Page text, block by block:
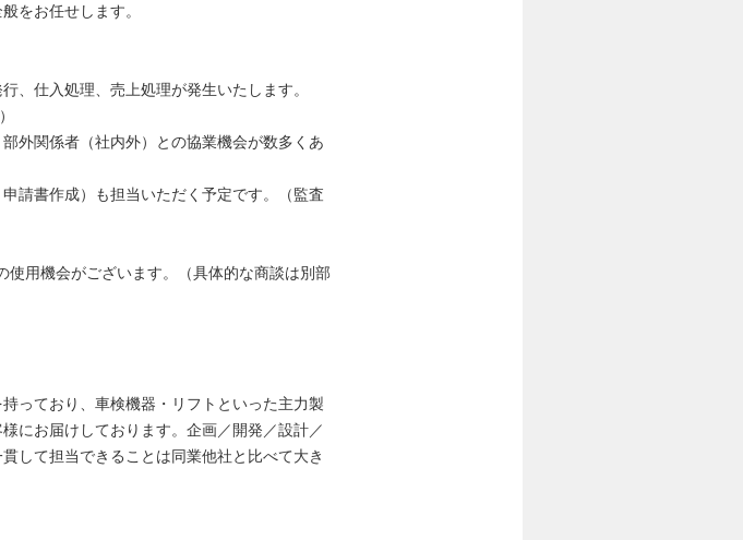
をお任せします。
、仕入処理、売上処理が発生いたします。
外関係者（社内外）との協業機会が数多くあ
請書作成）も担当いただく予定です。（監査
使用機会がございます。（具体的な商談は別部
っており、車検機器・リフトといった主力製
にお届けしております。企画／開発／設計／
して担当できることは同業他社と比べて大き